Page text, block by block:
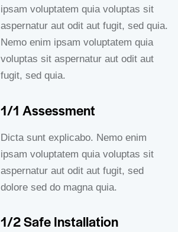
ipsam voluptatem quia voluptas sit
aspernatur aut odit aut fugit, sed quia.
Nemo enim ipsam voluptatem quia
voluptas sit aspernatur aut odit aut
fugit, sed quia.
1/1 Assessment
Dicta sunt explicabo. Nemo enim
ipsam voluptatem quia voluptas sit
aspernatur aut odit aut fugit, sed
dolore sed do magna quia.
1/2 Safe Installation